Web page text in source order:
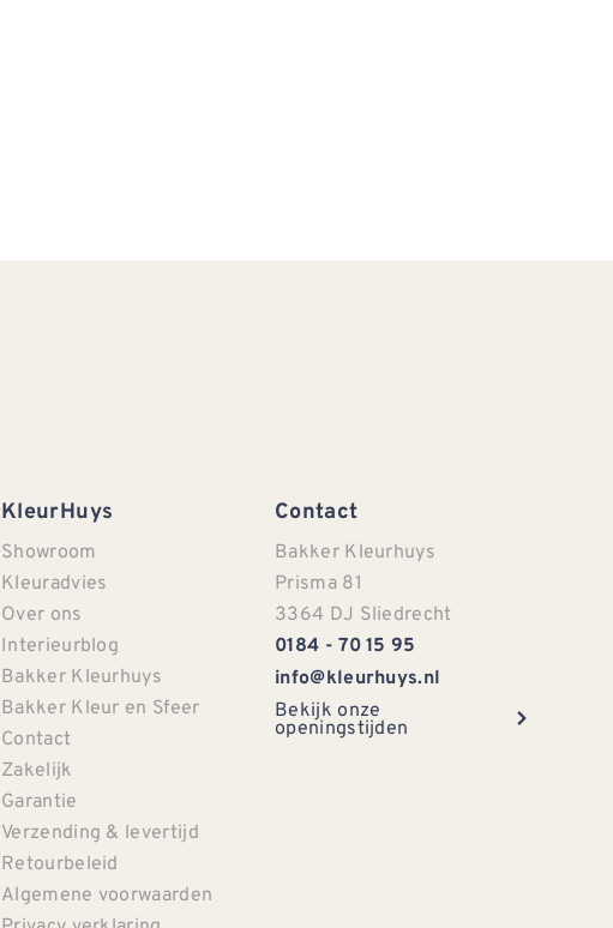
KleurHuys
Showroom
Kleuradvies
Over ons
Interieurblog
Bakker Kleurhuys
Bakker Kleur en Sfeer
Contact
Zakelijk
Garantie
Verzending & levertijd
Retourbeleid
Algemene voorwaarden
Contact
Bakker Kleurhuys
Prisma 81
3364 DJ Sliedrecht
0184 - 70 15 95
info@kleurhuys.nl
Bekijk onze
openingstijden